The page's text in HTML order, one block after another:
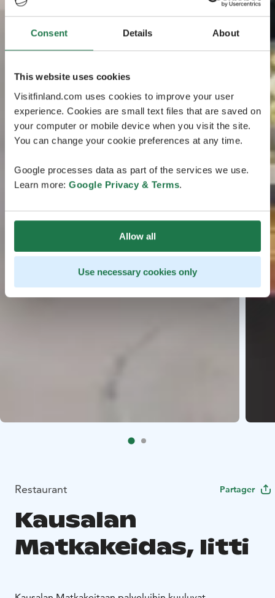
Consent Details About
This website uses cookies
Visitfinland.com uses cookies to improve your user
experience. Cookies are small text files that are saved on
your computer or mobile device when you visit the site.
You can change your cookie preferences at any time.
Google processes data as part of the services we use.
Learn more: Google Privacy & Terms.
Allow all
Use necessary cookies only
Restaurant Partager
Kausalan
Matkakeidas, Iitti